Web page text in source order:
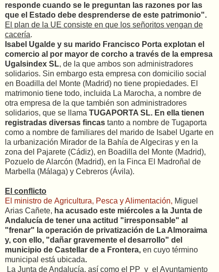
responde cuando se le preguntan las razones por las
que el Estado debe desprenderse de este patrimonio".
El plan de la UE consiste en que los señoritos vengan de
cacería.
Isabel Ugalde y su marido Francisco Porta explotan el
comercio al por mayor de corcho a través de la empresa
Ugalsindex SL, de la que ambos son administradores
solidarios. Sin embargo esta empresa con domicilio social
en Boadilla del Monte (Madrid) no tiene propiedades. El
matrimonio tiene todo, incluida La Marocha, a nombre de
otra empresa de la que también son administradores
solidarios, que se llama TUGAPORTA SL. En ella tienen
registradas diversas fincas tanto a nombre de Tugaporta
como a nombre de familiares del marido de Isabel Ugarte en
la urbanización Mirador de la Bahía de Algeciras y en la
zona del Pajarete (Cádiz), en Boadilla del Monte (Madrid),
Pozuelo de Alarcón (Madrid), en la Finca El Madroñal de
Marbella (Málaga) y Cebreros (Ávila).
El conflicto
El ministro de Agricultura, Pesca y Alimentación, Miguel
Arias Cañete, ha acusado este miércoles a la Junta de
Andalucía de tener una actitud "irresponsable" al
"frenar" la operación de privatización de La Almoraima
y, con ello, "dañar gravemente el desarrollo" del
municipio de Castellar de a Frontera, en cuyo término
municipal está ubicada.
La Junta de Andalucía, así como el PP y el Ayuntamiento